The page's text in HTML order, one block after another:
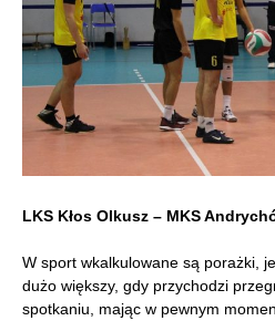
LKS Kłos Olkusz – MKS
W sport wkalkulowane są porażki,
dużo większy, gdy przychodzi
spotkaniu, mając w pewnym